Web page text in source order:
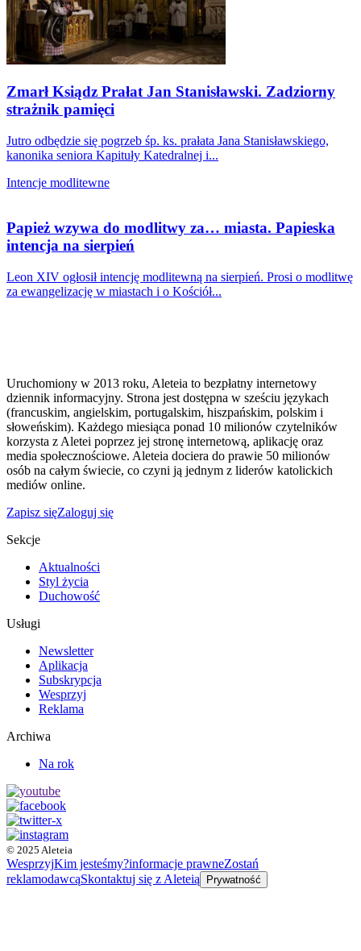
Zmarł Ksiądz Prałat Jan Stanisławski. Zadziorny
strażnik pamięci
Jutro odbędzie się pogrzeb śp. ks. prałata Jana Stanisławskiego,
kanonika seniora Kapituły Katedralnej i...
Intencje modlitewne
Papież wzywa do modlitwy za… miasta. Papieska
intencja na sierpień
Leon XIV ogłosił intencję modlitewną na sierpień. Prosi o modlitwę
za ewangelizację w miastach i o Kościół...
Uruchomiony w 2013 roku, Aleteia to bezpłatny internetowy
dziennik informacyjny. Strona jest dostępna w sześciu językach
(francuskim, angielskim, portugalskim, hiszpańskim, polskim i
słoweńskim). Każdego miesiąca ponad 10 milionów czytelników
korzysta z Aletei poprzez jej stronę internetową, aplikację oraz
media społecznościowe. Aleteia dociera do prawie 50 milionów
osób na całym świecie, co czyni ją jednym z liderów katolickich
mediów online.
Zapisz sięZaloguj się
Sekcje
Aktualności
Styl życia
Duchowość
Usługi
Newsletter
Aplikacja
Subskrypcja
Wesprzyj
Reklama
Archiwa
Na rok
© 2025 Aleteia
WesprzyjKim jesteśmy?informacje prawneZostań
reklamodawcąSkontaktuj się z Aleteią Prywatność